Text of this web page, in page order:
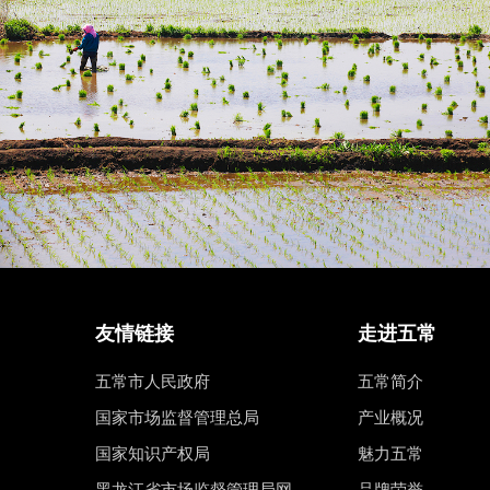
友情链接
五常市人民政府
国家市场监督管理总局
国家知识产权局
走进五常
五常简介
产业概况
魅力五常